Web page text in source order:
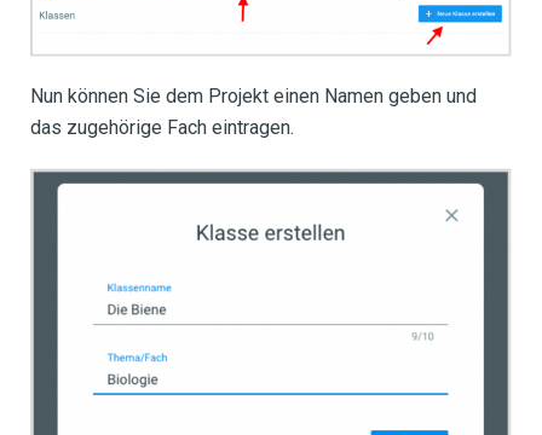
Nun können Sie dem Projekt einen Namen geben und
das zugehörige Fach eintragen.